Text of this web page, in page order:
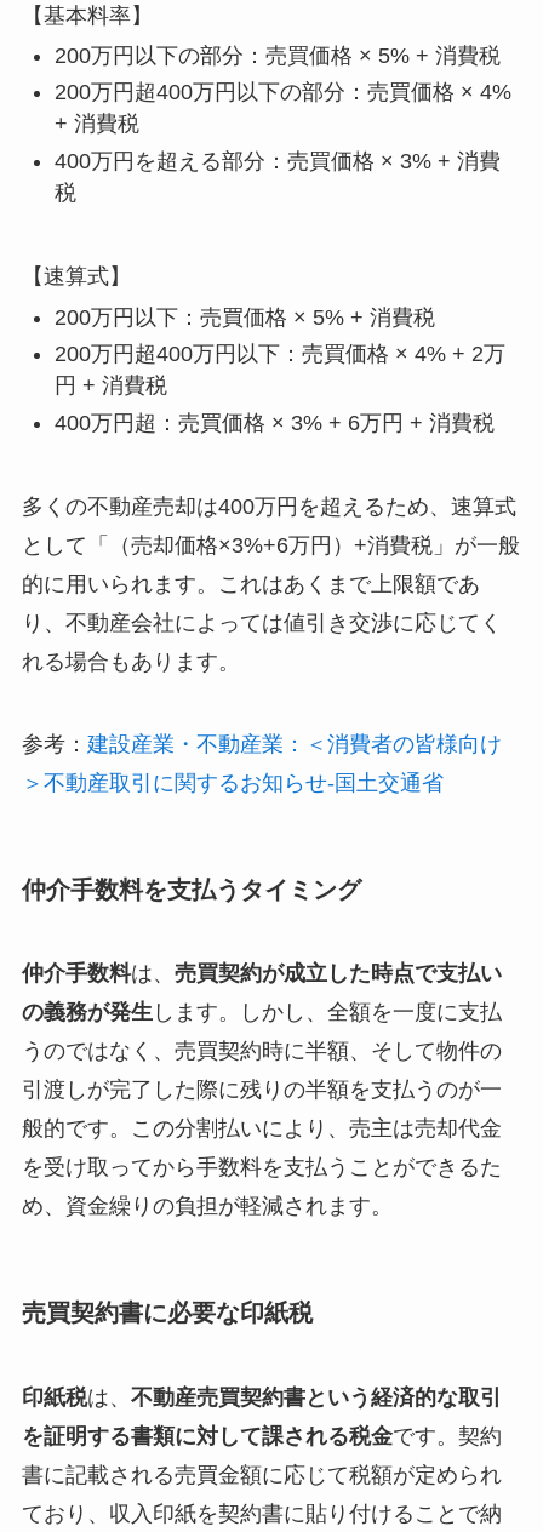
【基本料率】
200万円以下の部分：売買価格 × 5% + 消費税
200万円超400万円以下の部分：売買価格 × 4%
+ 消費税
400万円を超える部分：売買価格 × 3% + 消費
税
【速算式】
200万円以下：売買価格 × 5% + 消費税
200万円超400万円以下：売買価格 × 4% + 2万
円 + 消費税
400万円超：売買価格 × 3% + 6万円 + 消費税
多くの不動産売却は400万円を超えるため、速算式
として「（売却価格×3%+6万円）+消費税」が一般
的に用いられます。これはあくまで上限額であ
り、不動産会社によっては値引き交渉に応じてく
れる場合もあります。
参考： 建設産業・不動産業：＜消費者の皆様向け
＞不動産取引に関するお知らせ-国土交通省
仲介手数料を支払うタイミング
仲介手数料は、 売買契約が成立した時点で支払い
の義務が発生します。しかし、全額を一度に支払
うのではなく、売買契約時に半額、そして物件の
引渡しが完了した際に残りの半額を支払うのが一
般的です。この分割払いにより、売主は売却代金
を受け取ってから手数料を支払うことができるた
め、資金繰りの負担が軽減されます。
売買契約書に必要な印紙税
印紙税は、 不動産売買契約書という経済的な取引
を証明する書類に対して課される税金です。契約
書に記載される売買金額に応じて税額が定められ
ており、収入印紙を契約書に貼り付けることで納